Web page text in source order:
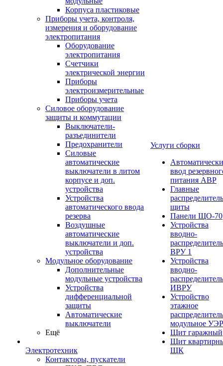
Корпуса пластиковые
Приборы учета, контроля,
измерения и оборудование
электропитания
Оборудование
электропитания
Счетчики
электрической энергии
Приборы
электроизмерительные
Приборы учета
Силовое оборудование
защиты и коммутации
Выключатели-
разъединители
Предохранители
Силовые
автоматические
выключатели в литом
корпусе и доп.
устройства
Устройства
автоматического ввода
резерва
Воздушные
автоматические
выключатели и доп.
устройства
Модульное оборудование
Дополнительные
модульные устройства
Устройства
дифференциальной
защиты
Автоматические
выключатели
Ещё
Электротехник
Контакторы, пускатели
Услуги сборки
ввод
питания АВР
Главные
щиты
Панели ЩО-70
Устройства
вводно-
ВРУ 1
Устройства
вводно-
ИВРУ
Устройство
этажное
модульное
Щит гаражный
Щит
ЩК